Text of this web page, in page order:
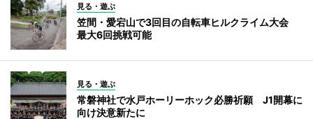
見る・遊ぶ
笠間・愛宕山で3回目の自転車ヒルクライム大会
最大6回挑戦可能
見る・遊ぶ
常磐神社で水戸ホーリーホック必勝祈願 J1開幕に
向け決意新たに